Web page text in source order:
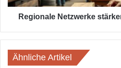
Regionale Netzwerke
Ähnliche Artikel